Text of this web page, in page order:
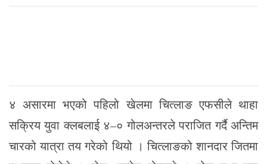
४ असारमा भएको पहिलो खेलमा चित्लाङ एफसीले थाहा
सक्रिय युवा क्लबलाई ४–० गोलअन्तरले पराजित गर्दै अन्तिम
चारको यात्रा तय गरेको थियो । चित्लाङको शानदार जितमा